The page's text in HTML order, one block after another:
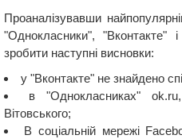
Проаналізувавши
"Однокласники", "Вконтакте"
зробити наступні висновки:
у "Вконтакте" не знайдено
в "Однокласниках"
Вітовського;
В соціальній мережі